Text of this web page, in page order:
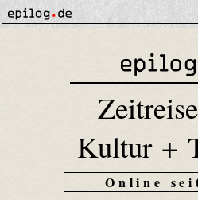
Kultur +
Online